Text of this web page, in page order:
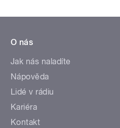
O nás
Jak nás naladíte
Nápověda
Lidé v rádiu
Kariéra
Kontakt